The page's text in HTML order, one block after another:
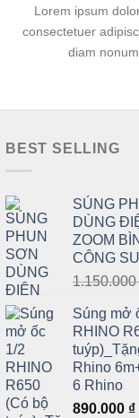
Lorem ipsum
consectetuer
diam
BEST SELLING
SÚNG
DÙNG
ZOOM
CÔNG
1.150.000
Súng mở
RHINO
Rhino
6 Rhino
890.000 ₫